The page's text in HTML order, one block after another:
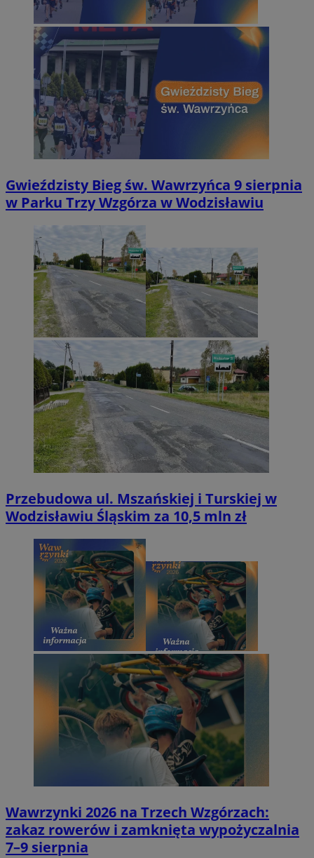
Gwieździsty Bieg św. Wawrzyńca 9 sierpnia
w Parku Trzy Wzgórza w Wodzisławiu
Przebudowa ul. Mszańskiej i Turskiej w
Wodzisławiu Śląskim za 10,5 mln zł
Wawrzynki 2026 na Trzech Wzgórzach:
zakaz rowerów i zamknięta wypożyczalnia
7–9 sierpnia